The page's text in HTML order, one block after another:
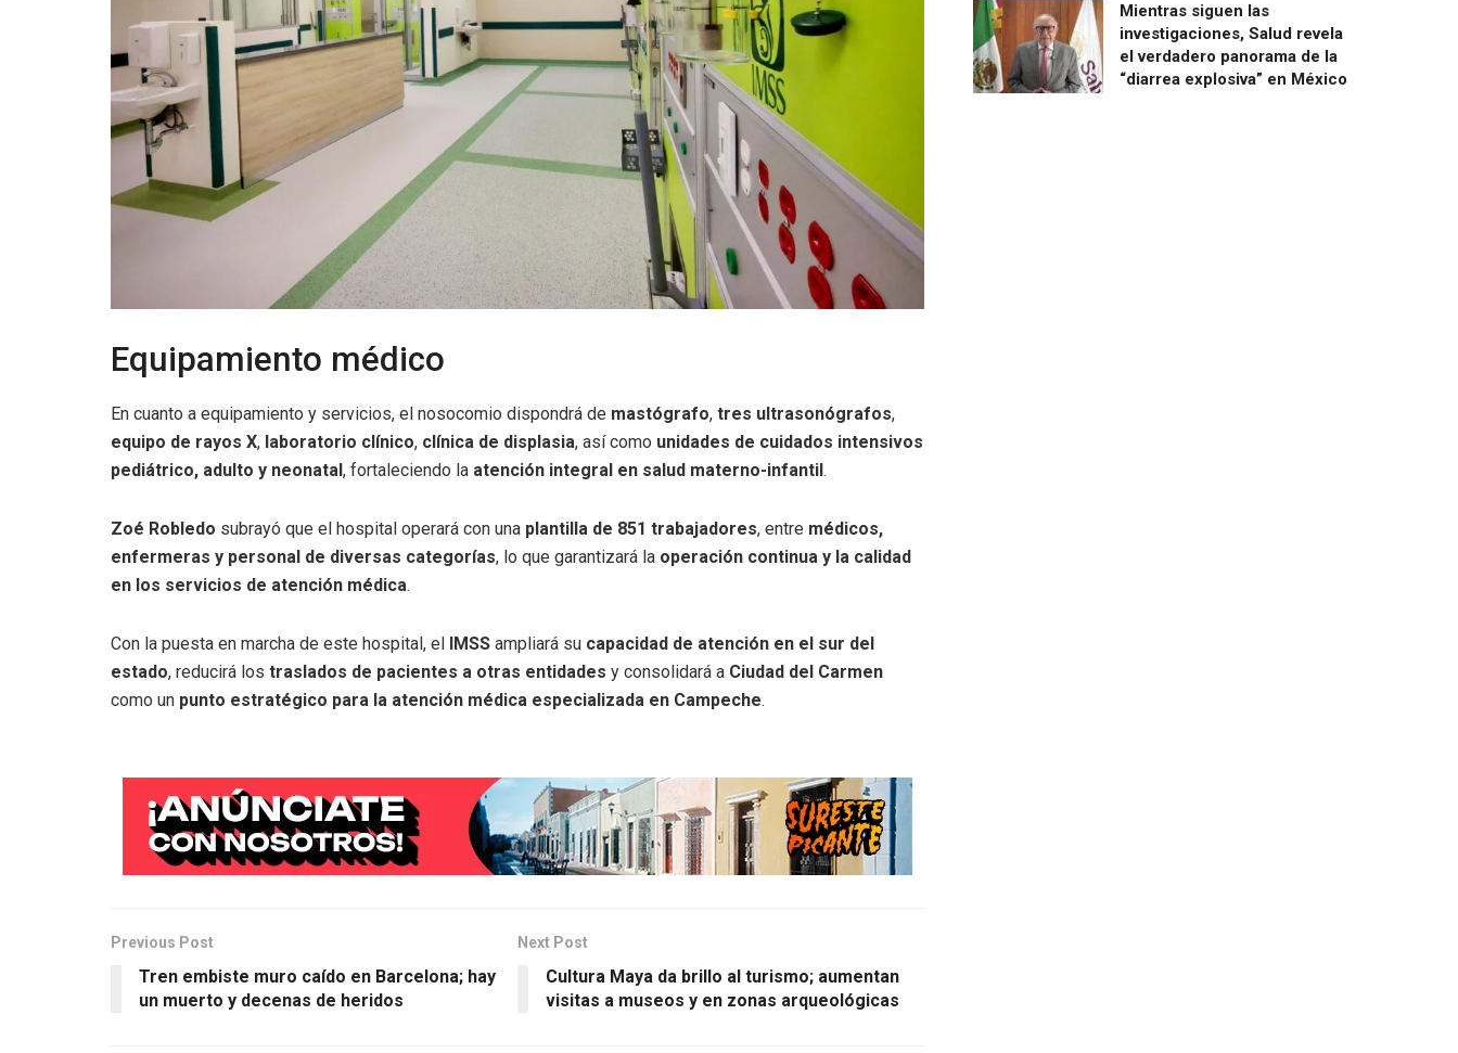
Equipamiento médico
En cuanto a equipamiento y servicios, el nosocomio dispondrá de mastógrafo, tres ultrasonógrafos,
equipo de rayos X, laboratorio clínico, clínica de displasia, así como unidades de cuidados intensivos
pediátrico, adulto y neonatal, fortaleciendo la atención integral en salud materno-infantil.
Zoé Robledo subrayó que el hospital operará con una plantilla de 851 trabajadores, entre médicos,
enfermeras y personal de diversas categorías, lo que garantizará la operación continua y la calidad
en los servicios de atención médica.
Con la puesta en marcha de este hospital, el IMSS ampliará su capacidad de atención en el sur del
estado, reducirá los traslados de pacientes a otras entidades y consolidará a Ciudad del Carmen
como un punto estratégico para la atención médica especializada en Campeche.
Previous Post
Tren embiste muro caído en Barcelona; hay
un muerto y decenas de heridos
Next Post
Cultura Maya da brillo al turismo; aumentan
visitas a museos y en zonas arqueológicas
Mientras siguen las
investigaciones, Salud revela
el verdadero panorama de la
“diarrea explosiva” en México